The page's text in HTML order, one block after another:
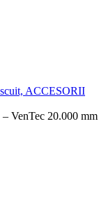
ACCESORII
VenTec 20.000 mm